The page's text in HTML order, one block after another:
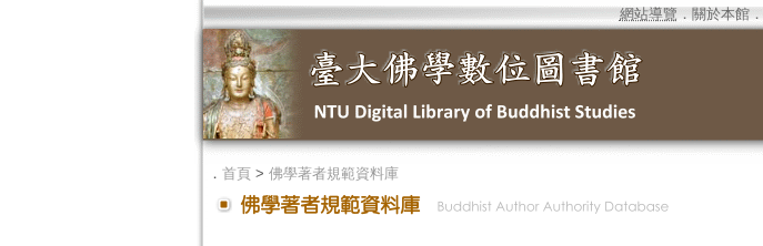
網站導覽 ． 關於本館．
． 首頁> 佛學著者規範資料庫